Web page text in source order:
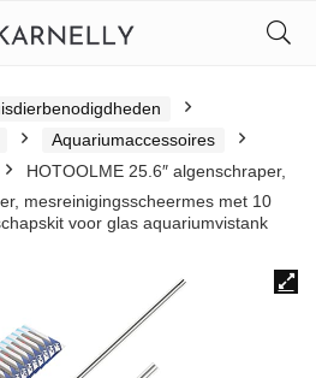
Aquariumaccessoires
HOTOOLME 25.6″ algenschraper,
mesreinigingsscheermes met 10
voor glas aquariumvistank